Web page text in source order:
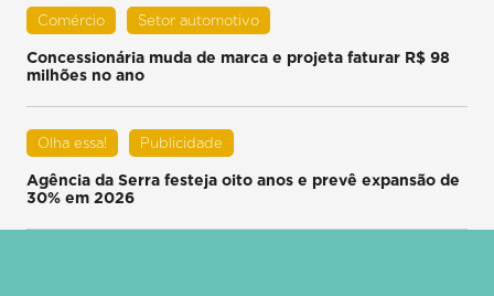
Comércio Setor automotivo
Concessionária muda de marca e projeta faturar R$ 98
milhões no ano
Olha essa! Publicidade
Agência da Serra festeja oito anos e prevê expansão de
30% em 2026